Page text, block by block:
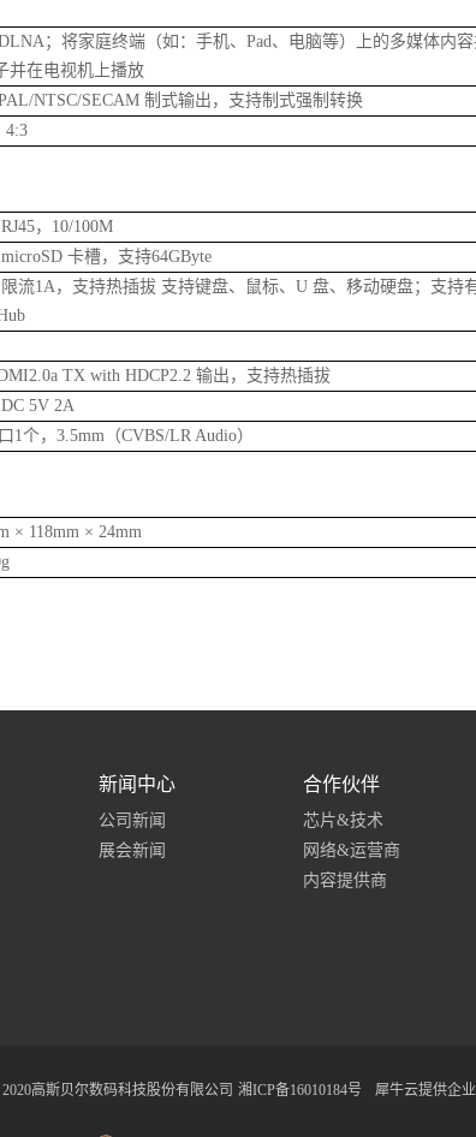
；将家庭终端（如：手机、 Pad、电脑等）上的多媒体内
并在电视机上播放
NTSC/SECAM 制式输出，支持制式强制转换
4:3
RJ45， 10/100M
microSD 卡槽，支持64GByte
流1A，支持热插拔 支持键盘、鼠标、 U 盘、移动硬盘；支持
TX with HDCP2.2 输出，支持热插拔
DC 5V 2A
1个， 3.5mm （CVBS/LR Audio）
× 118mm × 24mm
新闻中心
公司新闻
展会新闻
合作伙伴
芯片&技术
网络&运营商
内容提供商
高斯贝尔数码科技股份有限公司 湘ICP备16010184号 犀牛云提供企